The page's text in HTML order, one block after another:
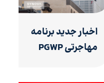
اخبار جدید برنامه
مهاجرتی PGWP